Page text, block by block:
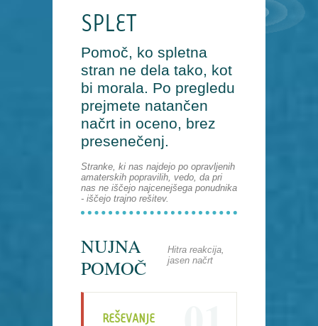
SPLET
Pomoč, ko spletna
stran ne dela tako, kot
bi morala. Po pregledu
prejmete natančen
načrt in oceno, brez
presenečenj.
Stranke, ki nas najdejo po opravljenih
amaterskih popravilih, vedo, da pri
nas ne iščejo najcenejšega ponudnika
- iščejo trajno rešitev.
NUJNA
POMOČ
Hitra reakcija,
jasen načrt
REŠEVANJE